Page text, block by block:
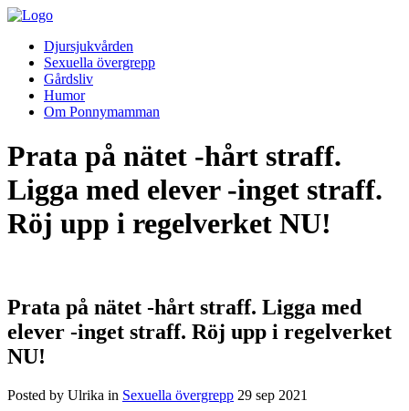
Djursjukvården
Sexuella övergrepp
Gårdsliv
Humor
Om Ponnymamman
Prata på nätet -hårt straff.
Ligga med elever -inget straff.
Röj upp i regelverket NU!
Prata på nätet -hårt straff. Ligga med
elever -inget straff. Röj upp i regelverket
NU!
Posted by Ulrika in Sexuella övergrepp 29 sep 2021